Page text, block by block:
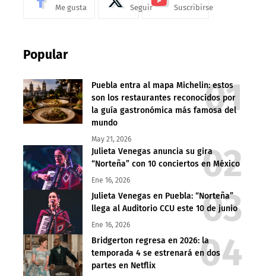
Me gusta Seguir Suscribirse
Popular
Puebla entra al mapa Michelin: estos
son los restaurantes reconocidos por
la guía gastronómica más famosa del
mundo
May 21, 2026
Julieta Venegas anuncia su gira
“Norteña” con 10 conciertos en México
Ene 16, 2026
Julieta Venegas en Puebla: “Norteña”
llega al Auditorio CCU este 10 de junio
Ene 16, 2026
Bridgerton regresa en 2026: la
temporada 4 se estrenará en dos
partes en Netflix